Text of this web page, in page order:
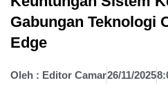
Gabungan Teknologi
Edge
Oleh : Editor Camar26/11/2025